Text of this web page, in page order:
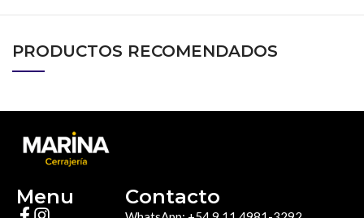
PRODUCTOS RECOMENDADOS
Menu Contacto